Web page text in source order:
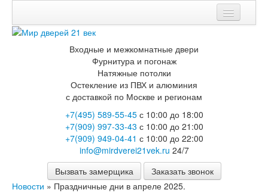
Мои заказы
Корзина
Входные двери
Двери с терморазрывом для улицы
Противопожарные двери
Двери Бункер
Двери Лекс
Двери Рыцарь
Входные и межкомнатные двери
Фурнитура и погонаж
Натяжные потолки
Остекление из ПВХ и алюминия
с доставкой по Москве и регионам
+7(495) 589-55-45с 10:00 до 18:00
+7(909) 997-33-43 с 10:00 до 21:00
+7(909) 949-04-41 с 10:00 до 22:00
info@mirdverei21vek.ru 24/7
Вызвать замерщика
Заказать звонок
Новости » Праздничные дни в апреле 2025.